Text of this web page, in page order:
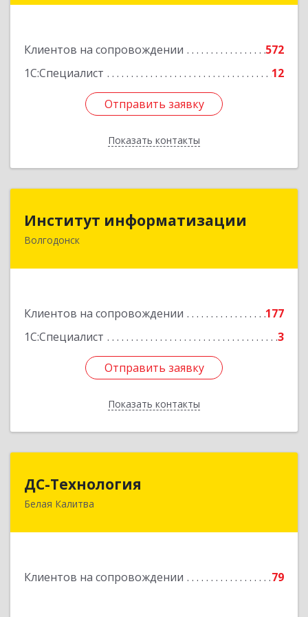
Клиентов на сопровождении
572
1С:Специалист
12
Отправить заявку
Показать контакты
Отправить заявку
Назад
Институт информатизации
Волгодонск
Клиентов на сопровождении
177
1С:Специалист
3
Отправить заявку
Показать контакты
Институт информатизации
347383, Ростовская обл, Волгодонск г, Маршала
Отправить заявку
Назад
ДС-Технология
Белая Калитва
Клиентов на сопровождении 79
347045, Ростовская обл, Белокалитвинский р-н,